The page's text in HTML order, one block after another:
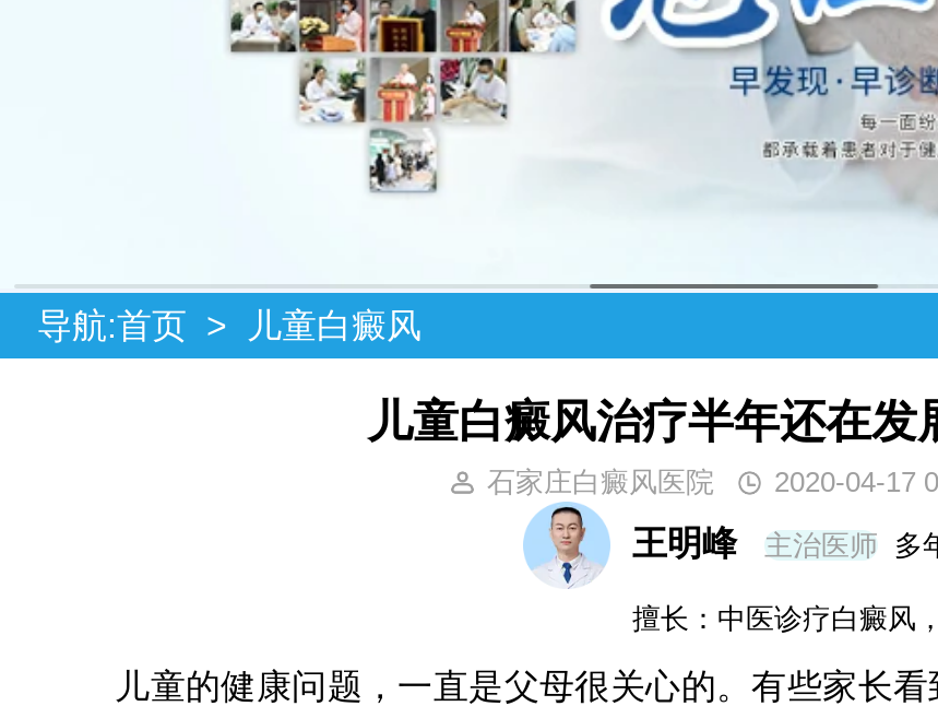
导航:首页 > 儿童白癜风
儿童白癜风治疗半年还在发
石家庄白癜风医院 2020-04-17
王明峰 主治医师 多
擅长：中医诊疗白癜风
儿童的健康问题，一直是父母很关心的。有些家长看